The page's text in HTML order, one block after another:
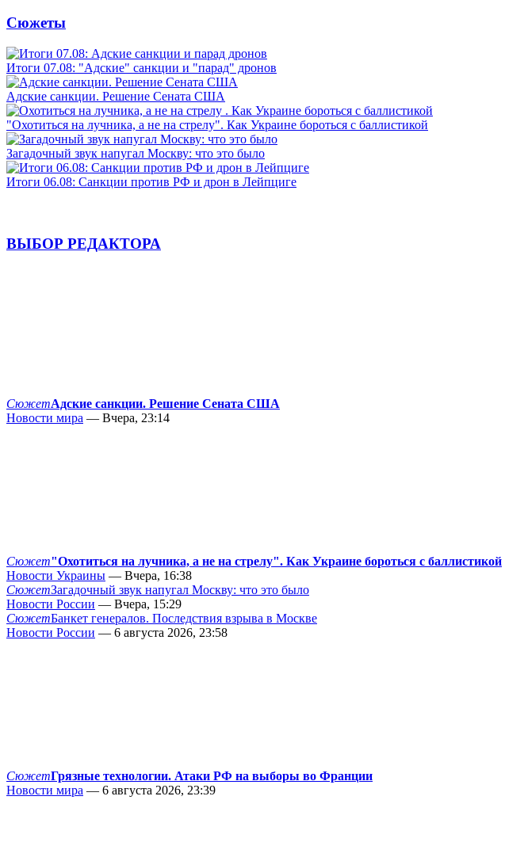
Сюжеты
Итоги 07.08: "Адские" санкции и "парад" дронов
Адские санкции. Решение Сената США
"Охотиться на лучника, а не на стрелу". Как Украине бороться с баллистикой
Загадочный звук напугал Москву: что это было
Итоги 06.08: Санкции против РФ и дрон в Лейпциге
ВЫБОР РЕДАКТОРА
СюжетАдские санкции. Решение Сената США
Новости мира — Вчера, 23:14
Сюжет"Охотиться на лучника, а не на стрелу". Как Украине бороться с баллистикой
Новости Украины — Вчера, 16:38
СюжетЗагадочный звук напугал Москву: что это было
Новости России — Вчера, 15:29
СюжетБанкет генералов. Последствия взрыва в Москве
Новости России — 6 августа 2026, 23:58
СюжетГрязные технологии. Атаки РФ на выборы во Франции
Новости мира — 6 августа 2026, 23:39